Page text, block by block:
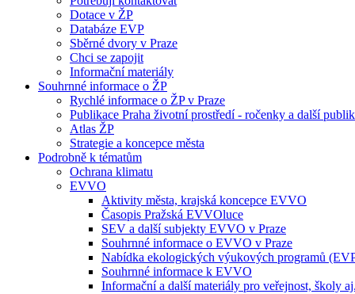
Dotace v ŽP
Databáze EVP
Sběrné dvory v Praze
Chci se zapojit
Informační materiály
Souhrnné informace o ŽP
Rychlé informace o ŽP v Praze
Publikace Praha životní prostředí - ročenky a další
Atlas ŽP
Strategie a koncepce města
Podrobně k tématům
Ochrana klimatu
EVVO
Aktivity města, krajská koncepce EVVO
Časopis Pražská EVVOluce
SEV a další subjekty EVVO v Praze
Souhrnné informace o EVVO v Praze
Nabídka ekologických výukových programů
Souhrnné informace k EVVO
Informační a další materiály pro veřejnost, školy aj.